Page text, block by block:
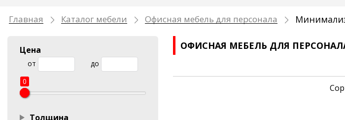
Главная Каталог мебели Офисная мебель для персонала
Цена
от
до
0
Толщина
ОФИСНАЯ МЕБЕЛЬ ДЛЯ